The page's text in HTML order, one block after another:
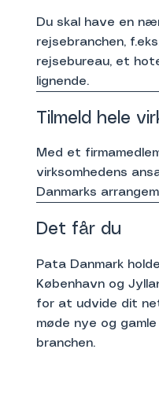
Du skal have en
rejsebranchen,
rejsebureau, et
lignende.
Tilmeld hele
Med et
virksomhedens
Danmarks
Det får du
Pata Danmark
København og
for at udvide dit
møde nye og
branchen.